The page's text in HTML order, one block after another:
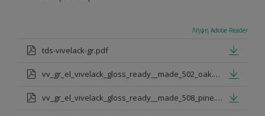
Λήψη Adobe Reader
tds-vivelack-gr.pdf
vv_gr_el_vivelack_gloss_ready__made_502_oak.pdf
vv_gr_el_vivelack_gloss_ready__made_508_pine.pdf